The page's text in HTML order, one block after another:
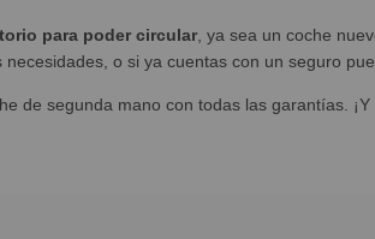
para poder circular, ya sea un coche
o si ya cuentas con un seguro
de segunda mano con todas las garantías.